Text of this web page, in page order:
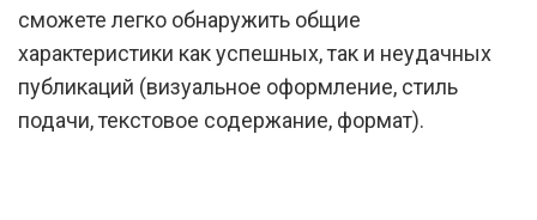
сможете легко обнаружить общие
характеристики как успешных, так и неудачных
публикаций (визуальное оформление, стиль
подачи, текстовое содержание, формат).